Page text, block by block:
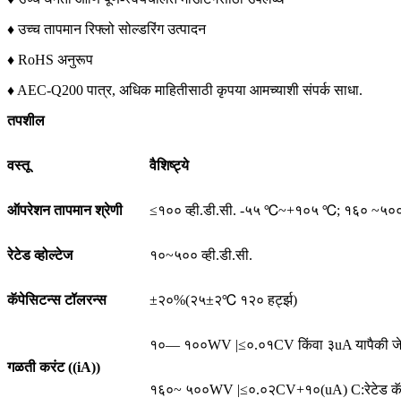
♦ उच्च तापमान रिफ्लो सोल्डरिंग उत्पादन
♦ RoHS अनुरूप
♦ AEC-Q200 पात्र, अधिक माहितीसाठी कृपया आमच्याशी संपर्क साधा.
तपशील
वस्तू वैशिष्ट्ये
ऑपरेशन तापमान श्रेणी ≤१०० व्ही.डी.सी. -५५ ℃~+१०५ ℃; १६०
रेटेड व्होल्टेज १०~५०० व्ही.डी.सी.
कॅपेसिटन्स टॉलरन्स ±२०%(२५±२℃ १२० हर्ट्झ)
गळती करंट ((iA))
१०— १००WV |≤०.०१CV किंवा ३uA यापैकी
१६०~ ५००WV |≤०.०२CV+१०(uA) C:रेटेड